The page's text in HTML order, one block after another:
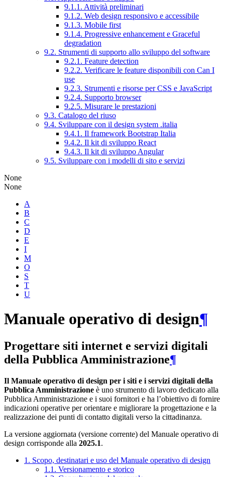
9.1.1. Attività preliminari
9.1.2. Web design responsivo e accessibile
9.1.3. Mobile first
9.1.4. Progressive enhancement e Graceful
degradation
9.2. Strumenti di supporto allo sviluppo del software
9.2.1. Feature detection
9.2.2. Verificare le feature disponibili con Can I
use
9.2.3. Strumenti e risorse per CSS e JavaScript
9.2.4. Supporto browser
9.2.5. Misurare le prestazioni
9.3. Catalogo del riuso
9.4. Sviluppare con il design system .italia
9.4.1. Il framework Bootstrap Italia
9.4.2. Il kit di sviluppo React
9.4.3. Il kit di sviluppo Angular
9.5. Sviluppare con i modelli di sito e servizi
None
None
A
B
C
D
E
I
M
O
S
T
U
Manuale operativo di design¶
Progettare siti internet e servizi digitali
della Pubblica Amministrazione¶
Il Manuale operativo di design per i siti e i servizi digitali della
Pubblica Amministrazione è uno strumento di lavoro dedicato alla
Pubblica Amministrazione e i suoi fornitori e ha l’obiettivo di fornire
indicazioni operative per orientare e migliorare la progettazione e la
realizzazione dei punti di contatto digitali verso la cittadinanza.
La versione aggiornata (versione corrente) del Manuale operativo di
design corrisponde alla 2025.1.
1. Scopo, destinatari e uso del Manuale operativo di design
1.1. Versionamento e storico